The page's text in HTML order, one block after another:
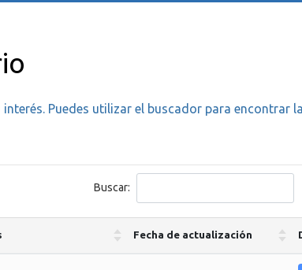
Puedes utilizar el buscador para encontrar
Buscar:
Fecha de actualización